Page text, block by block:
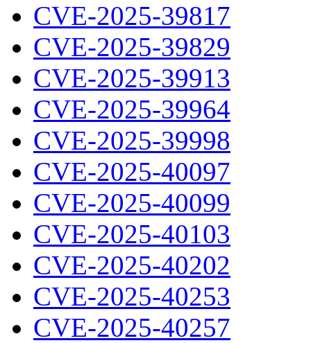
CVE-2025-39817
CVE-2025-39829
CVE-2025-39913
CVE-2025-39964
CVE-2025-39998
CVE-2025-40097
CVE-2025-40099
CVE-2025-40103
CVE-2025-40202
CVE-2025-40253
CVE-2025-40257